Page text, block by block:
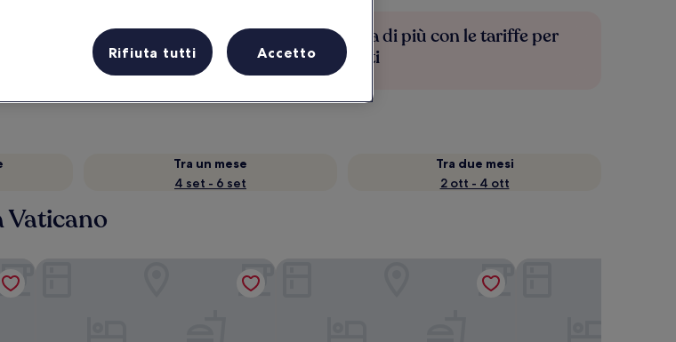
vantaggi con ogni notte di
Risparmia di più con le tariffe per
soli iscritti
Tra un mese
4 set - 6 set
Tra due mesi
2 ott - 4 ott
Vaticano
Rifiuta tutti Accetto